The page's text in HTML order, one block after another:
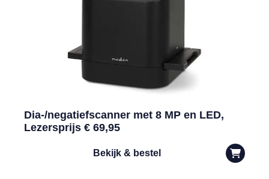
Dia-/negatiefscanner met 8 MP en LED,
Lezersprijs € 69,95
Bekijk & bestel